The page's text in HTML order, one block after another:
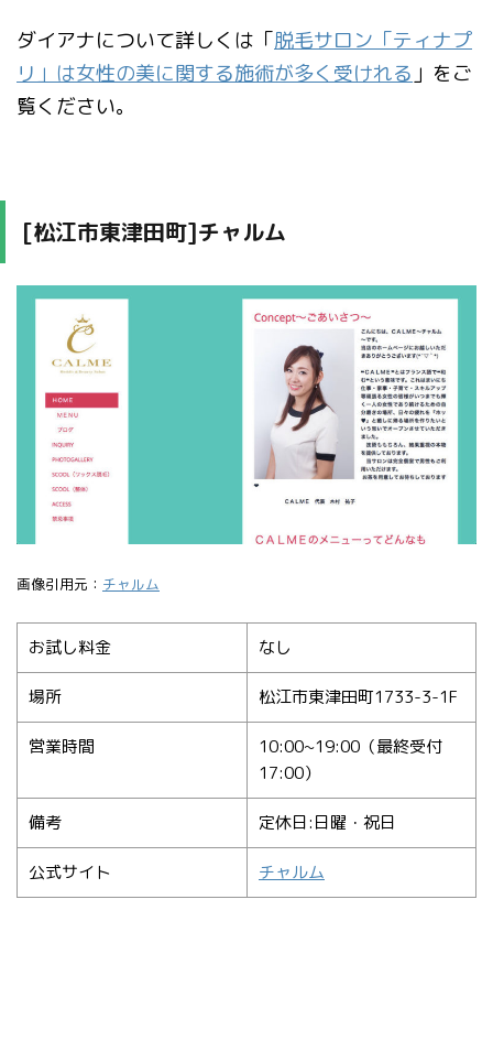
ダイアナについて詳しくは「脱毛サロン「ティナプ
リ」は女性の美に関する施術が多く受けれる 」をご
覧ください。
[松江市東津田町]チャルム
画像引用元： チャルム
お試し料金 なし
場所 松江市東津田町1733-3-1F
営業時間
10:00~19:00（最終受付
17:00）
備考 定休日:日曜・祝日
公式サイト チャルム